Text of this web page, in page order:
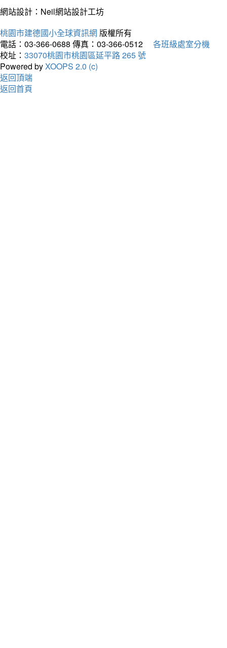
網站設計：Neil網站設計工坊
桃園市建德國小全球資訊網 版權所有
電話：03-366-0688 傳真：03-366-0512
各班級處室分機
校址： 33070桃園市桃園區延平路 265 號
Powered byXOOPS 2.0 (c)
返回頂端
返回首頁